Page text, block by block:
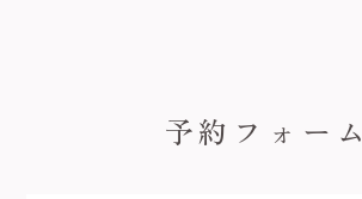
予約フォーム